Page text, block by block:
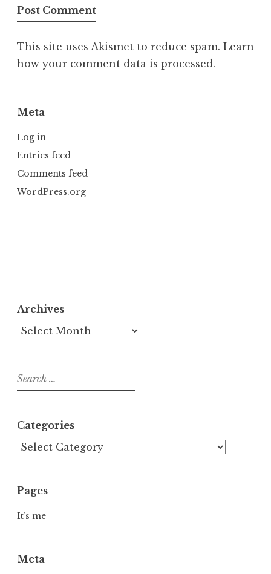
This site uses Akismet to reduce spam. Learn
how your comment data is processed.
Meta
Log in
Entries feed
Comments feed
WordPress.org
Archives
Archives
Search
for:
Categories
Categories
Pages
It’s me
Meta